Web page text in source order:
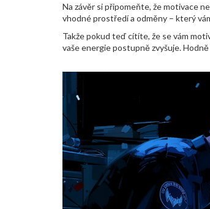
Na závěr si připomeňte, že motivace
vhodné prostředí a odměny – který
Takže pokud teď cítíte, že se vám
vaše energie postupně zvyšuje.